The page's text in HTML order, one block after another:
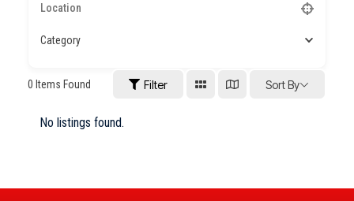
Category
0 Items Found Filter Sort By
No listings found.